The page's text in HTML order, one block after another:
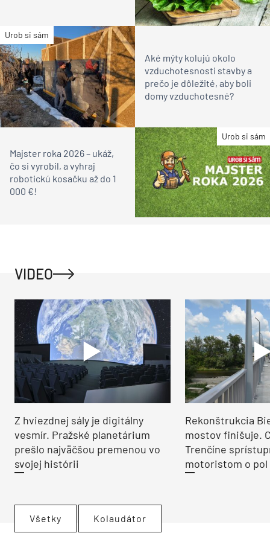
Urob si sám
Aké mýty kolujú okolo
vzduchotesnosti stavby a
prečo je dôležité, aby boli
domy vzduchotesné?
Urob si sám
Majster roka 2026 – ukáž,
čo si vyrobil, a vyhraj
robotickú kosačku až do 1
000 €!
VIDEO
Z hviezdnej sály je digitálny
vesmír. Pražské planetárium
prešlo najväčšou premenou vo
svojej histórii
Rekonštrukcia
mostov finišuje.
Trenčíne
motoristom o pol
Všetky Kolaudátor